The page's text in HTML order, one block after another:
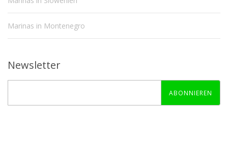
Marinas in Montenegro
Newsletter
ABONNIEREN